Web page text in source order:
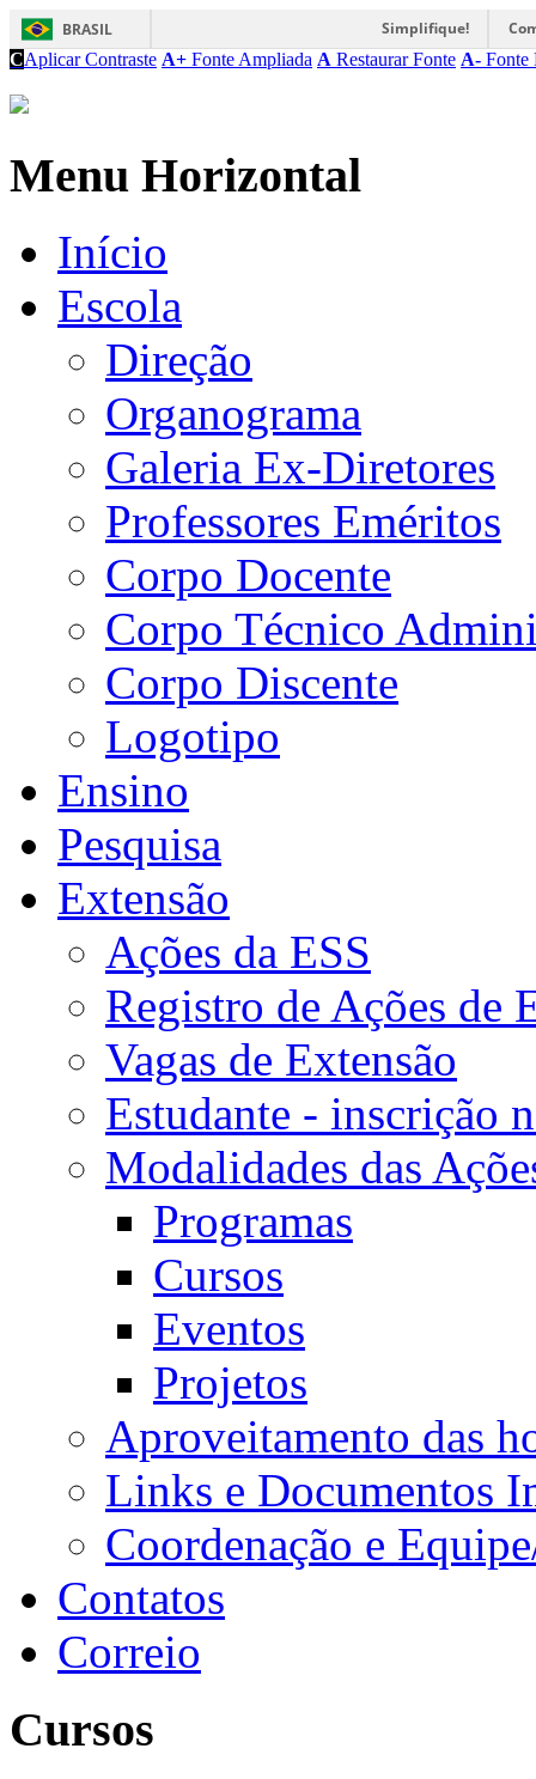
BRASIL Simplifique!
CAplicar Contraste A+ Fonte Ampliada A Restaurar Fonte A- Fonte
Menu Horizontal
Início
Escola
Direção
Organograma
Galeria Ex-Diretores
Professores Eméritos
Corpo Docente
Corpo Técnico
Corpo Discente
Logotipo
Ensino
Pesquisa
Extensão
Ações da ESS
Registro de Ações de
Vagas de Extensão
Estudante - inscrição
Modalidades das
Programas
Cursos
Eventos
Projetos
Aproveitamento das
Links e Documentos
Coordenação e
Contatos
Correio
Cursos